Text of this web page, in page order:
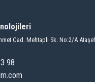
Cad. Mehtaplı Sk. No:2/A
98